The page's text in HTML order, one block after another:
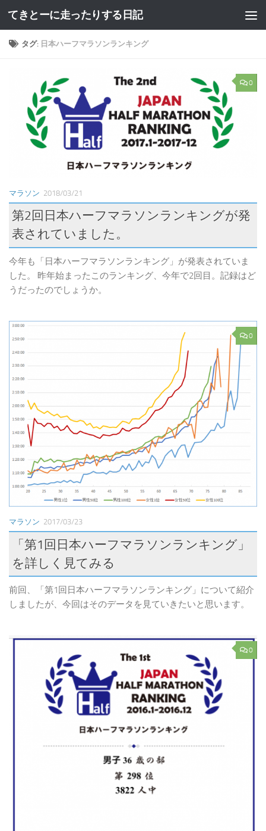
コンテンツへスキップ
てきとーに走ったりする日記
タグ: 日本ハーフマラソンランキング
0
マラソン 2018/03/21
第2回日本ハーフマラソンランキングが発
表されていました。
今年も「日本ハーフマラソンランキング」が発表されていま
した。 昨年始まったこのランキング、今年で2回目。記録はど
うだったのでしょうか。
0
マラソン 2017/03/23
「第1回日本ハーフマラソンランキング」
を詳しく見てみる
前回、「第1回日本ハーフマラソンランキング」について紹介
しましたが、今回はそのデータを見ていきたいと思います。
0